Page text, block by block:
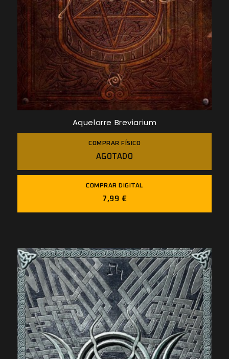
Aquelarre Breviarium
COMPRAR FÍSICO
AGOTADO
COMPRAR DIGITAL
7,99 €